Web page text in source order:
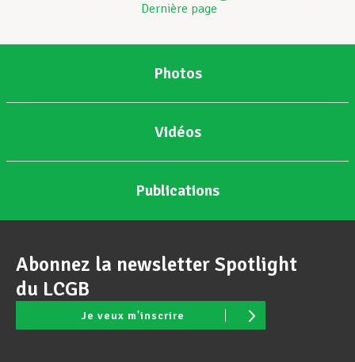
Dernière page
Photos
Vidéos
Publications
Abonnez la newsletter Spotlight
du LCGB
Je veux m'inscrire